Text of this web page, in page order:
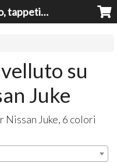
Braccioli per auto, tappeti auto, accessori auto MADE IN ITALY - Armrests, Mittelarmlehnen, Accoundoirs
su
Juke
Nissan Juke, 6 colori